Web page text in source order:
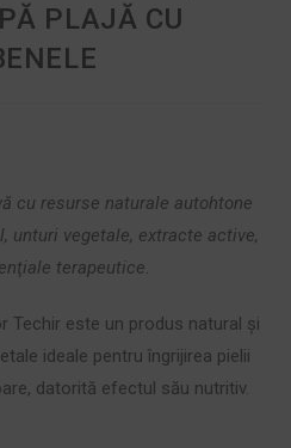
PLAJĂ CU
cu resurse naturale autohtone
unturi vegetale, extracte active,
terapeutice.
Techir este un produs natural şi
ideale pentru îngrijirea pielii
datorită efectul său nutritiv.